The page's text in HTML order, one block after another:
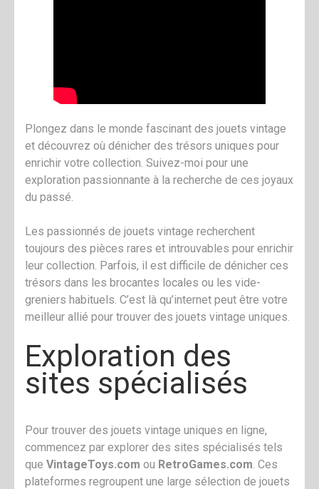
Plongez dans le monde fascinant des jouets vintage
et découvrez où dénicher des trésors uniques pour
enrichir votre collection. Suivez-moi pour une
exploration passionnante à la recherche de ces joyaux
du passé.
Les passionnés de jouets vintage recherchent
toujours des pièces rares et introuvables pour enrichir
leur collection. Parfois, il est difficile de dénicher ces
trésors dans les brocantes locales ou les vide-
greniers habituels. C’est là qu’internet peut être votre
meilleur allié pour trouver des jouets vintage uniques.
Exploration des
sites spécialisés
Pour trouver des jouets vintage uniques en ligne,
commencez par explorer des sites spécialisés tels
que VintageToys.com ou RetroGames.com . Ces
plateformes regroupent une large sélection de jouets